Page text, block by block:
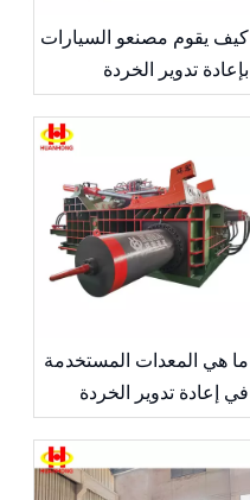
كيف يقوم مصنعو السيارات
بإعادة تدوير الخردة
المعدنية
ما هي المعدات المستخدمة
في إعادة تدوير الخردة
المعدنية؟